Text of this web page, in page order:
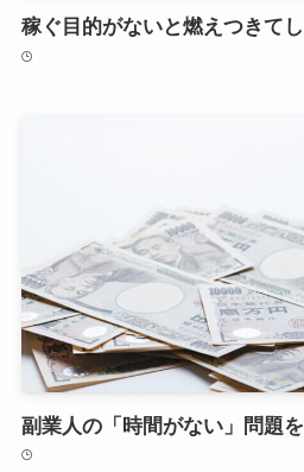
稼ぐ目的がないと燃えつきて
副業人の「時間がない」問題